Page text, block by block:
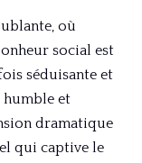
où
social est
séduisante et
humble et
dramatique
qui captive le